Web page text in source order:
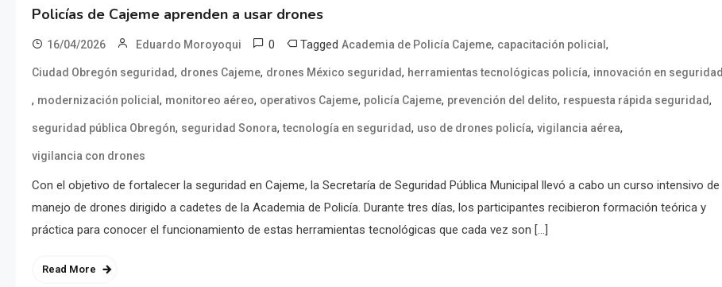
Policías de Cajeme aprenden a usar drones
16/04/2026 Eduardo Moroyoqui 0 Tagged Academia de Policía Cajeme, capacitación policial ,
Ciudad Obregón seguridad, drones Cajeme, drones México seguridad, herramientas tecnológicas policía, innovación en seguridad
, modernización policial , monitoreo aéreo, operativos Cajeme, policía Cajeme, prevención del delito, respuesta rápida seguridad,
seguridad pública Obregón, seguridad Sonora,tecnología en seguridad, uso de drones policía, vigilancia aérea,
vigilancia con drones
Con el objetivo de fortalecer la seguridad en Cajeme, la Secretaría de Seguridad Pública Municipal llevó a cabo un curso intensivo de
manejo de drones dirigido a cadetes de la Academia de Policía. Durante tres días, los participantes recibieron formación teórica y
práctica para conocer el funcionamiento de estas herramientas tecnológicas que cada vez son […]
Read More